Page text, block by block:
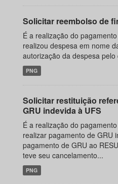
Solicitar reembolso de
É a realização do
realizou despesa em nome
autorização da despesa
PNG
Solicitar restituição
GRU indevida à UFS
É a realização do
realizar pagamento de GRU
pagamento de GRU ao
teve seu cancelamento...
PNG